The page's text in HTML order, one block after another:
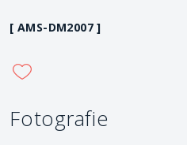
[ AMS-DM2007 ]
Fotografie